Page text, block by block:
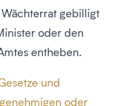
gebilligt
oder den
entheben.
und
oder